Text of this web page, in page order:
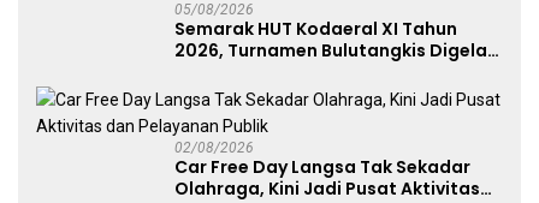
05/08/2026
Semarak HUT Kodaeral XI Tahun
2026, Turnamen Bulutangkis Digelar
Perkuat Soliditas Prajurit
02/08/2026
Car Free Day Langsa Tak Sekadar
Olahraga, Kini Jadi Pusat Aktivitas